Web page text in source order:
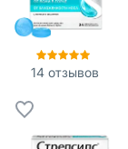
14отзывов